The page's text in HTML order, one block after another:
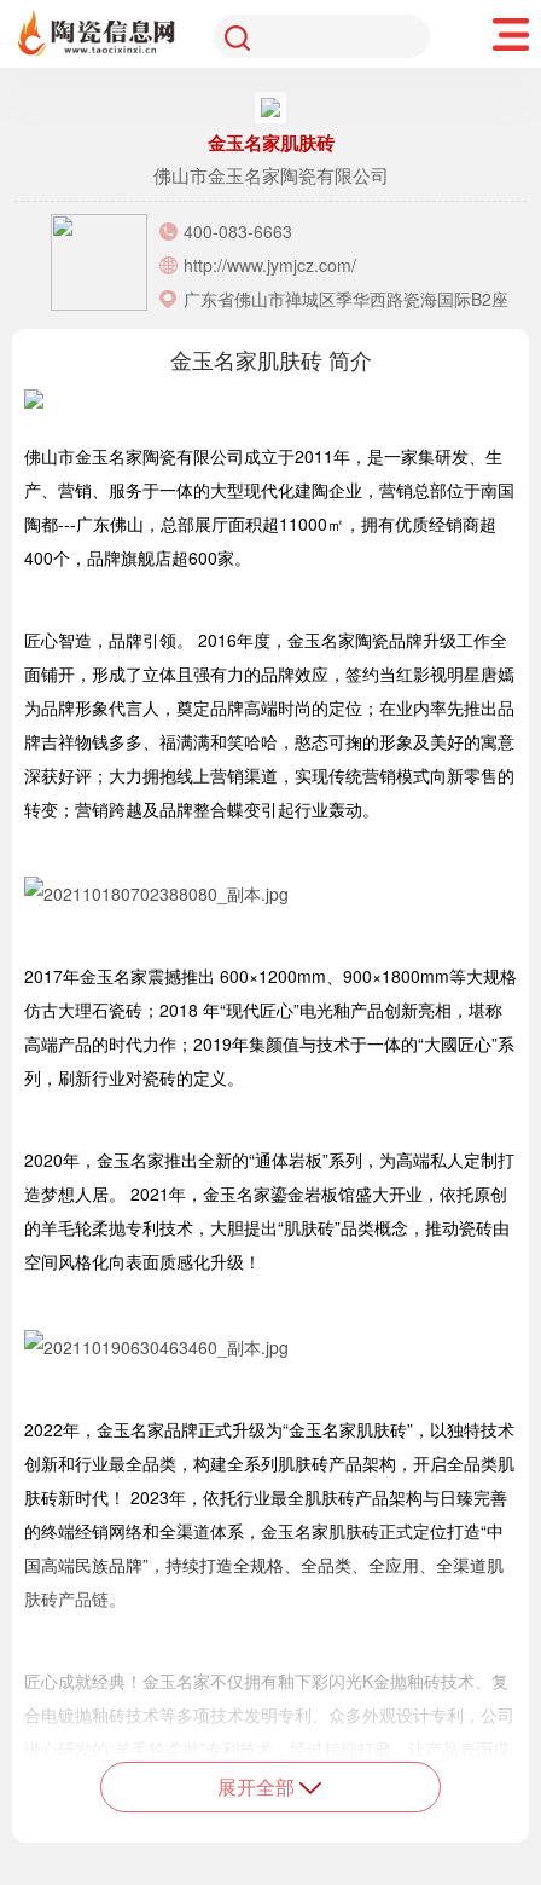
金玉名家肌肤砖
佛山市金玉名家陶瓷有限公司
400-083-6663
http://www.jymjcz.com/
广东省佛山市禅城区季华西路瓷海国际B2座
金玉名家肌肤砖 简介
佛山市金玉名家陶瓷有限公司成立于2011年，是一家集研发、生
产、营销、服务于一体的大型现代化建陶企业，营销总部位于南国
陶都---广东佛山，总部展厅面积超11000㎡，拥有优质经销商超
400个，品牌旗舰店超600家。
匠心智造，品牌引领。 2016年度，金玉名家陶瓷品牌升级工作全
面铺开，形成了立体且强有力的品牌效应，签约当红影视明星唐嫣
为品牌形象代言人，奠定品牌高端时尚的定位；在业内率先推出品
牌吉祥物钱多多、福满满和笑哈哈，憨态可掬的形象及美好的寓意
深获好评；大力拥抱线上营销渠道，实现传统营销模式向新零售的
转变；营销跨越及品牌整合蝶变引起行业轰动。
2017年金玉名家震撼推出 600×1200mm、900×1800mm等大规格
仿古大理石瓷砖；2018 年“现代匠心”电光釉产品创新亮相，堪称
高端产品的时代力作；2019年集颜值与技术于一体的“大國匠心”系
列，刷新行业对瓷砖的定义。
2020年，金玉名家推出全新的“通体岩板”系列，为高端私人定制打
造梦想人居。 2021年，金玉名家鎏金岩板馆盛大开业，依托原创
的羊毛轮柔抛专利技术，大胆提出“肌肤砖”品类概念，推动瓷砖由
空间风格化向表面质感化升级！
2022年，金玉名家品牌正式升级为“金玉名家肌肤砖”，以独特技术
创新和行业最全品类，构建全系列肌肤砖产品架构，开启全品类肌
肤砖新时代！ 2023年，依托行业最全肌肤砖产品架构与日臻完善
的终端经销网络和全渠道体系，金玉名家肌肤砖正式定位打造“中
国高端民族品牌”，持续打造全规格、全品类、全应用、全渠道肌
肤砖产品链。
匠心成就经典！金玉名家不仅拥有釉下彩闪光K金抛釉砖技术、复
合电镀抛釉砖技术等多项技术发明专利、众多外观设计专利，公司
起来触感细腻，拥有婴儿肌肤般的柔润质感，为金玉名家肌肤砖立
足高端，打造“中国高端民族品牌”树立了十足底气。
展开全部